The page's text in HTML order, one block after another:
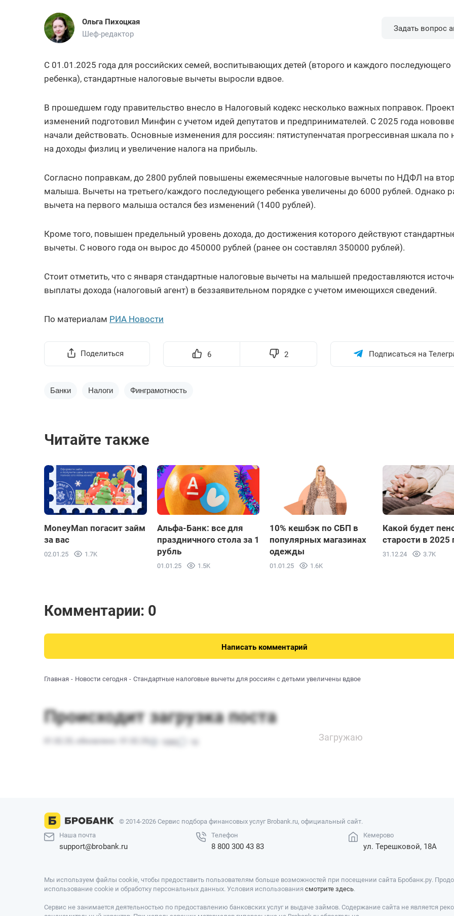
Ольга Пихоцкая
Шеф-редактор
Задать вопрос
С 01.01.2025 года для российских семей, воспитывающих детей (второго и каждого последующего
ребенка), стандартные налоговые вычеты выросли вдвое.
В прошедшем году правительство внесло в Налоговый кодекс несколько важных поправок.
изменений подготовил Минфин с учетом идей депутатов и предпринимателей. С 2025 года
начали действовать. Основные изменения для россиян: пятиступенчатая прогрессивная шкала по
на доходы физлиц и увеличение налога на прибыль.
Согласно поправкам, до 2800 рублей повышены ежемесячные налоговые вычеты по НДФЛ на
малыша. Вычеты на третьего/каждого последующего ребенка увеличены до 6000 рублей. Однако
вычета на первого малыша остался без изменений (1400 рублей).
Кроме того, повышен предельный уровень дохода, до достижения которого действуют
вычеты. С нового года он вырос до 450000 рублей (ранее он составлял 350000 рублей).
Стоит отметить, что с января стандартные налоговые вычеты на малышей предоставляются
выплаты дохода (налоговый агент) в беззаявительном порядке с учетом имеющихся сведений.
По материалам РИА Новости
Поделиться 6 2 Подписаться на
Банки Налоги Финграмотность
Читайте также
MoneyMan погасит займ
за вас
02.01.25 1.7K
Альфа-Банк: все для
праздничного стола за 1
рубль
01.01.25 1.5K
10% кешбэк по СБП в
популярных магазинах
одежды
01.01.25 1.6K
Какой будет
старости в 2025
31.12.24 3.7K
Комментарии: 0
Написать комментарий
Главная Новости сегодня Стандартные налоговые вычеты для россиян с детьми увеличены вдвое
© 2014-2026 Сервис подбора финансовых услуг Brobank.ru, официальный сайт.
Наша почта
support@brobank.ru
Телефон
8 800 300 43 83
Кемерово
ул. Терешковой, 18А
Мы используем файлы cookie, чтобы предоставить пользователям больше возможностей при посещении сайта Бробанк.ру.
использование cookie и обработку персональных данных. Условия использования смотрите здесь.
Сервис не занимается деятельностью по предоставлению банковских услуг и выдаче займов. Содержание сайта не является